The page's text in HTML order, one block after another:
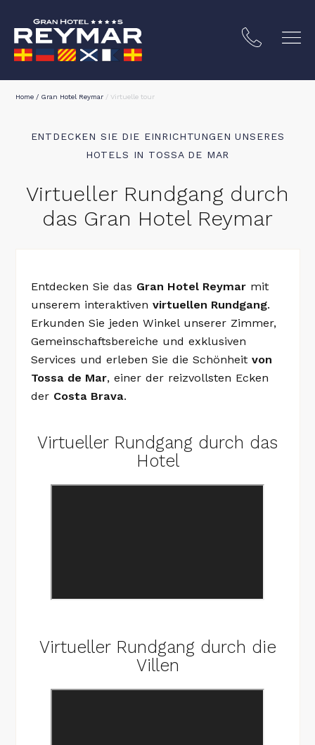
IN TOSSA DE MAR
AN DER COSTA BRAVA
GOLFSPORT
Home / Gran Hotel Reymar / Virtuelle tour
ENTDECKEN SIE DIE EINRICHTUNGEN UNSERES
HOTELS IN TOSSA DE MAR
Virtueller Rundgang durch
das Gran Hotel Reymar
Entdecken Sie das Gran Hotel Reymarmit
unserem interaktiven virtuellen Rundgang.
Erkunden Sie jeden Winkel unserer Zimmer,
Gemeinschaftsbereiche und exklusiven
Services und erleben Sie die Schönheit von
Tossa de Mar, einer der reizvollsten Ecken
der Costa Brava.
Virtueller Rundgang durch das
Hotel
Virtueller Rundgang durch die
Villen